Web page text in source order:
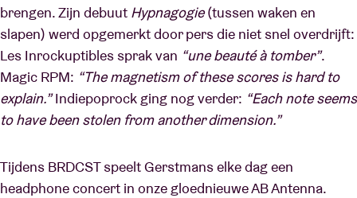
brengen. Zijn debuut Hypnagogie(tussen waken en
slapen) werd opgemerkt door pers die niet snel overdrijft:
Les Inrockuptibles sprak van “une beauté à tomber”.
Magic RPM: “The magnetism of these scores is hard to
explain.”Indiepoprock ging nog verder: “Each note seems
to have been stolen from another dimension.”
Tijdens BRDCST speelt Gerstmans elke dag een
headphone concert in onze gloednieuwe AB Antenna.